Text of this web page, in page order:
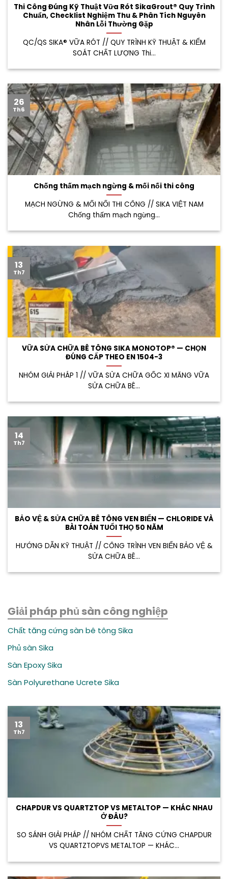
Thi Công Đúng Kỹ Thuật Vữa Rót SikaGrout® Quy Trình
Chuẩn, Checklist Nghiệm Thu & Phân Tích Nguyên
Nhân Lỗi Thường Gặp
QC/QS SIKA® VỮA RÓT // QUY TRÌNH KỸ THUẬT & KIỂM
SOÁT CHẤT LƯỢNG Thi...
Chống thấm mạch ngừng & mối nối thi công
MẠCH NGỪNG & MỐI NỐI THI CÔNG // SIKA VIỆT NAM
Chống thấm mạch ngừng...
26
Th6
VỮA SỬA CHỮA BÊ TÔNG SIKA MONOTOP® — CHỌN
ĐÚNG CẤP THEO EN 1504-3
NHÓM GIẢI PHÁP 1 // VỮA SỬA CHỮA GỐC XI MĂNG VỮA
SỬA CHỮA BÊ...
13
Th7
BẢO VỆ & SỬA CHỮA BÊ TÔNG VEN BIỂN — CHLORIDE VÀ
BÀI TOÁN TUỔI THỌ 50 NĂM
HƯỚNG DẪN KỸ THUẬT // CÔNG TRÌNH VEN BIỂN BẢO VỆ &
SỬA CHỮA BÊ...
14
Th7
Giải pháp phủ sàn công nghiệp
Chất tăng cứng sàn bê tông Sika
Phủ sàn Sika
Sàn Epoxy Sika
Sàn Polyurethane Ucrete Sika
CHAPDUR VS QUARTZTOP VS METALTOP — KHÁC NHAU
Ở ĐÂU?
SO SÁNH GIẢI PHÁP // NHÓM CHẤT TĂNG CỨNG CHAPDUR
VS QUARTZTOPVS METALTOP — KHÁC...
13
Th7